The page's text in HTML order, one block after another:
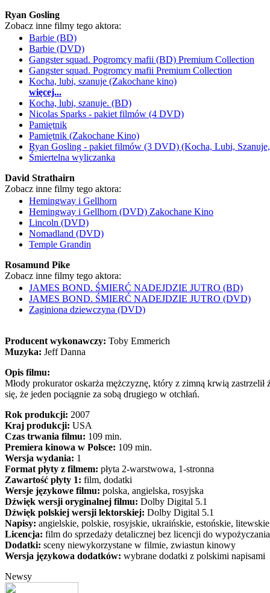
Ryan Gosling
Zobacz inne filmy tego aktora:
Barbie (BD)
Barbie (DVD)
Gangster squad. Pogromcy mafii (BD) Premium Collection
Gangster squad. Pogromcy mafii Premium Collection
Kocha, lubi, szanuje (Zakochane kino)
więcej...
Kocha, lubi, szanuje. (BD)
Nicolas Sparks - pakiet filmów (4 DVD)
Pamiętnik
Pamiętnik (Zakochane Kino)
Ryan Gosling - pakiet filmów (3 DVD) (Kocha, Lubi, Szanuje,
Śmiertelna wyliczanka
David Strathairn
Zobacz inne filmy tego aktora:
Hemingway i Gellhorn
Hemingway i Gellhorn (DVD) Zakochane Kino
Lincoln (DVD)
Nomadland (DVD)
Temple Grandin
Rosamund Pike
Zobacz inne filmy tego aktora:
JAMES BOND. ŚMIERĆ NADEJDZIE JUTRO (BD)
JAMES BOND. ŚMIERĆ NADEJDZIE JUTRO (DVD)
Zaginiona dziewczyna (DVD)
Producent wykonawczy: Toby Emmerich
Muzyka: Jeff Danna
Opis filmu:
Młody prokurator oskarża mężczyznę, który z zimną krwią
się, że jeden pociągnie za sobą drugiego w otchłań.
Rok produkcji: 2007
Kraj produkcji: USA
Czas trwania filmu: 109 min.
Premiera kinowa w Polsce: 109 min.
Wersja wydania: 1
Format płyty z filmem: płyta 2-warstwowa, 1-stronna
Zawartość płyty 1: film, dodatki
Wersje językowe filmu: polska, angielska, rosyjska
Dźwięk wersji oryginalnej filmu: Dolby Digital 5.1
Dźwięk polskiej wersji lektorskiej: Dolby Digital 5.1
Napisy: angielskie, polskie, rosyjskie, ukraińskie, estońskie,
Licencja: film do sprzedaży detalicznej bez licencji do wypożyczania
Dodatki: sceny niewykorzystane w filmie, zwiastun kinowy
Wersja językowa dodatków: wybrane dodatki z polskimi napisami
Newsy